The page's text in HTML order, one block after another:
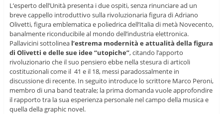
L’esperto dell’Unità presenta i due ospiti, senza rinunciare ad un
breve cappello introduttivo sulla rivoluzionaria figura di Adriano
Olivetti, figura emblematica e poliedrica dell’Italia di metà Novecento,
banalmente riconducibile al mondo dell’industria elettronica.
Pallavicini sottolinea l’estrema modernità e attualità della figura
di Olivetti e delle sue idee “utopiche”, citando l’apporto
rivoluzionario che il suo pensiero ebbe nella stesura di articoli
costituzionali come il 41 e il 18, messi paradossalmente in
discussione di recente. In seguito introduce lo scrittore Marco Peroni,
membro di una band teatrale; la prima domanda vuole approfondire
il rapporto tra la sua esperienza personale nel campo della musica e
quella della graphic novel.